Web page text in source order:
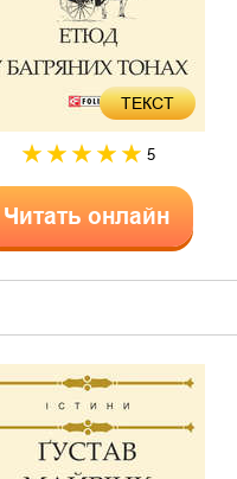
ТЕКСТ
5
Читать онлайн